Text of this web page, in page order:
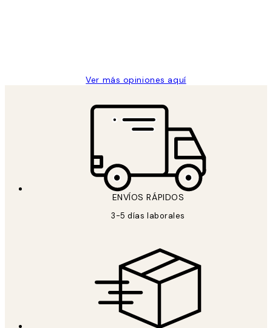
Ver más opiniones aquí
ENVÍOS RÁPIDOS
3-5 días laborales